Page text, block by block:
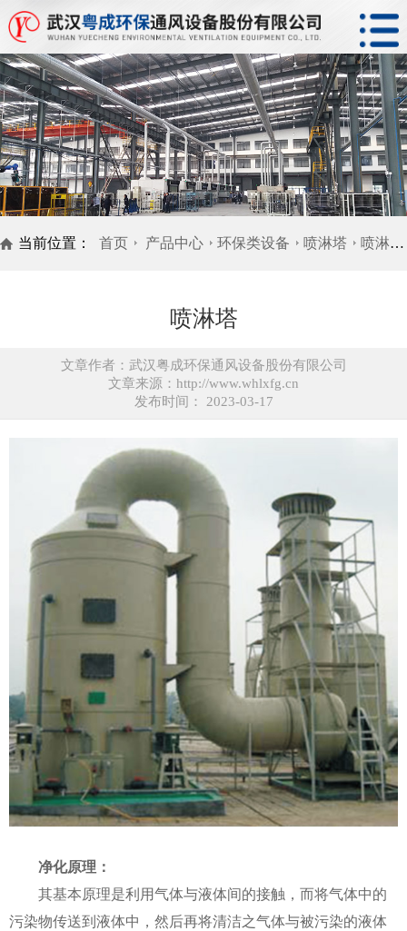
当前位置： 首页 产品中心 环保类设备 喷淋塔 喷淋塔
喷淋塔
文章作者：武汉粤成环保通风设备股份有限公司
文章来源：http://www.whlxfg.cn
发布时间： 2023-03-17
净化原理：
其基本原理是利用气体与液体间的接触，而将气体中的
污染物传送到液体中，然后再将清洁之气体与被污染的液体